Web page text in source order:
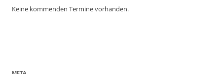
Keine kommenden Termine vorhanden.